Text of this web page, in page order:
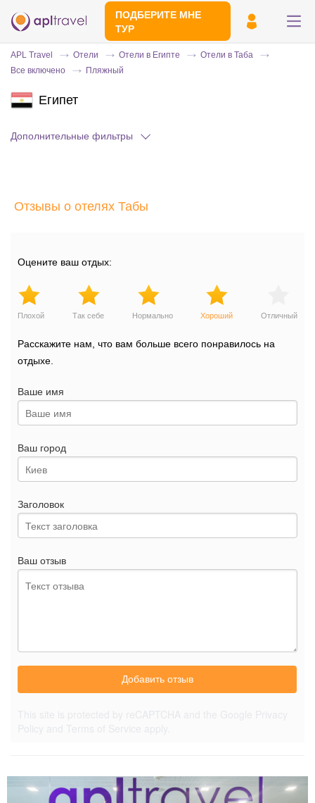
ПОДБЕРИТЕ МНЕ
ТУР
Отправьте свой номер телефона
APL Travel Отели Отели в Египте
Отели в Таба
Все включено
Пляжный
Египет
Дополнительные фильтры
Отзывы о отелях Табы
Оцените ваш отдых:
Плохой Так себе Нормально Хороший Отличный
Расскажите нам, что вам больше всего понравилось на
отдыхе.
Ваше имя
Ваш город
Заголовок
Ваш отзыв
Добавить отзыв